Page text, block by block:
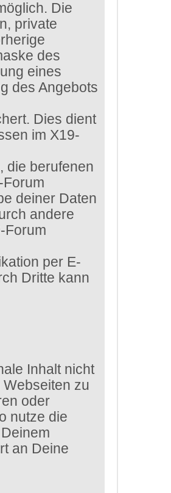
Die
private
des
eines
des Angebots
Dies dient
im X19-
die berufenen
deiner Daten
andere
Forum
per E-
Dritte kann
Inhalt nicht
zu
oder
nutze die
an Deine